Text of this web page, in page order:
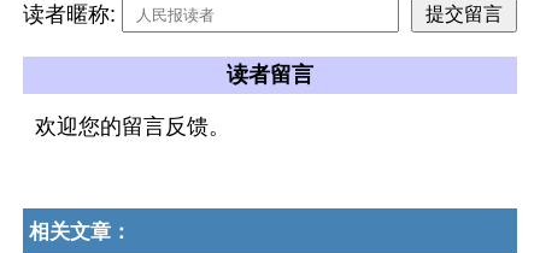
读者暱称:
读者留言
欢迎您的留言反馈。
相关文章：